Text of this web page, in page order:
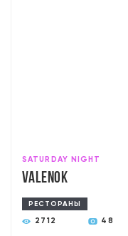
SATURDAY NIGHT
Valenok
РЕСТОРАНЫ
2712 48